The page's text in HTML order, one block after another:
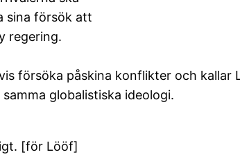
sina försök att
regering.
försöka påskina konflikter och
globalistiska ideologi.
[för Lööf]